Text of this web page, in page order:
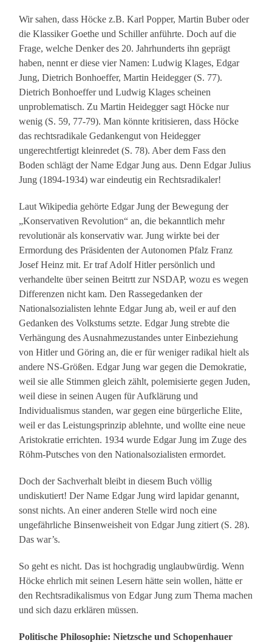
Wir sahen, dass Höcke z.B. Karl Popper, Martin Buber oder
die Klassiker Goethe und Schiller anführte. Doch auf die
Frage, welche Denker des 20. Jahrhunderts ihn geprägt
haben, nennt er diese vier Namen: Ludwig Klages, Edgar
Jung, Dietrich Bonhoeffer, Martin Heidegger (S. 77).
Dietrich Bonhoeffer und Ludwig Klages scheinen
unproblematisch. Zu Martin Heidegger sagt Höcke nur
wenig (S. 59, 77-79). Man könnte kritisieren, dass Höcke
das rechtsradikale Gedankengut von Heidegger
ungerechtfertigt kleinredet (S. 78). Aber dem Fass den
Boden schlägt der Name Edgar Jung aus. Denn Edgar Julius
Jung (1894-1934) war eindeutig ein Rechtsradikaler!
Laut Wikipedia gehörte Edgar Jung der Bewegung der
„Konservativen Revolution“ an, die bekanntlich mehr
revolutionär als konservativ war. Jung wirkte bei der
Ermordung des Präsidenten der Autonomen Pfalz Franz
Josef Heinz mit. Er traf Adolf Hitler persönlich und
verhandelte über seinen Beitrtt zur NSDAP, wozu es wegen
Differenzen nicht kam. Den Rassegedanken der
Nationalsozialisten lehnte Edgar Jung ab, weil er auf den
Gedanken des Volkstums setzte. Edgar Jung strebte die
Verhängung des Ausnahmezustandes unter Einbeziehung
von Hitler und Göring an, die er für weniger radikal hielt als
andere NS-Größen. Edgar Jung war gegen die Demokratie,
weil sie alle Stimmen gleich zählt, polemisierte gegen Juden,
weil diese in seinen Augen für Aufklärung und
Individualismus standen, war gegen eine bürgerliche Elite,
weil er das Leistungsprinzip ablehnte, und wollte eine neue
Aristokratie errichten. 1934 wurde Edgar Jung im Zuge des
Röhm-Putsches von den Nationalsozialisten ermordet.
Doch der Sachverhalt bleibt in diesem Buch völlig
undiskutiert! Der Name Edgar Jung wird lapidar genannt,
sonst nichts. An einer anderen Stelle wird noch eine
ungefährliche Binsenweisheit von Edgar Jung zitiert (S. 28).
Das war’s.
So geht es nicht. Das ist hochgradig unglaubwürdig. Wenn
Höcke ehrlich mit seinen Lesern hätte sein wollen, hätte er
den Rechtsradikalismus von Edgar Jung zum Thema machen
und sich dazu erklären müssen.
Politische Philosophie: Nietzsche und Schopenhauer